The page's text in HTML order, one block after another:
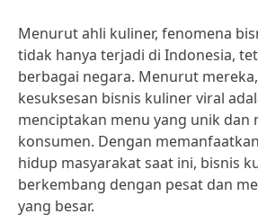
Menurut ahli kuliner, fenomena
tidak hanya terjadi di Indonesia,
berbagai negara. Menurut
kesuksesan bisnis kuliner viral
menciptakan menu yang unik dan
konsumen. Dengan
hidup masyarakat saat ini, bisnis
berkembang dengan pesat dan
yang besar.